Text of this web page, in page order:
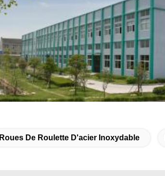
Roues De Roulette D'acier Inoxydable